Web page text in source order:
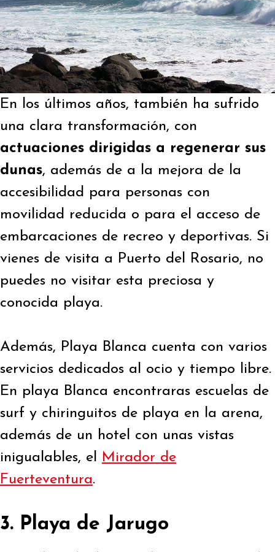
En los últimos años, también ha sufrido
una clara transformación, con
actuaciones dirigidas a regenerar sus
dunas, además de a la mejora de la
accesibilidad para personas con
movilidad reducida o para el acceso de
embarcaciones de recreo y deportivas. Si
vienes de visita a Puerto del Rosario, no
puedes no visitar esta preciosa y
conocida playa.
Además, Playa Blanca cuenta con varios
servicios dedicados al ocio y tiempo libre.
En playa Blanca encontraras escuelas de
surf y chiringuitos de playa en la arena,
además de un hotel con unas vistas
inigualables, el Mirador de
Fuerteventura.
3. Playa de Jarugo